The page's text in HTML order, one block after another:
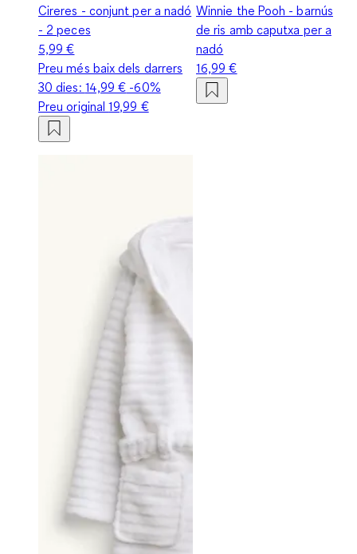
Cireres - conjunt per a nadó
- 2 peces
5,99 €
Preu més baix dels darrers
30 dies: 14,99 € -60%
Preu original19,99 €
Winnie the Pooh - barnús
de ris amb caputxa per a
nadó
16,99 €